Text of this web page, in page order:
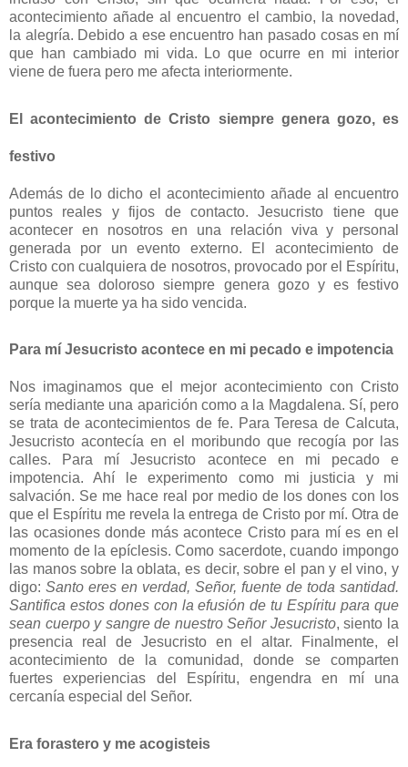
acontecimiento añade al encuentro el cambio, la novedad,
la alegría. Debido a ese encuentro han pasado cosas en mí
que han cambiado mi vida. Lo que ocurre en mi interior
viene de fuera pero me afecta interiormente.
El acontecimiento de Cristo siempre genera gozo, es
festivo
Además de lo dicho el acontecimiento añade al encuentro
puntos reales y fijos de contacto. Jesucristo tiene que
acontecer en nosotros en una relación viva y personal
generada por un evento externo. El acontecimiento de
Cristo con cualquiera de nosotros, provocado por el Espíritu,
aunque sea doloroso siempre genera gozo y es festivo
porque la muerte ya ha sido vencida.
Para mí Jesucristo acontece en mi pecado e impotencia
Nos imaginamos que el mejor acontecimiento con Cristo
sería mediante una aparición como a la Magdalena. Sí, pero
se trata de acontecimientos de fe. Para Teresa de Calcuta,
Jesucristo acontecía en el moribundo que recogía por las
calles. Para mí Jesucristo acontece en mi pecado e
impotencia. Ahí le experimento como mi justicia y mi
salvación. Se me hace real por medio de los dones con los
que el Espíritu me revela la entrega de Cristo por mí. Otra de
las ocasiones donde más acontece Cristo para mí es en el
momento de la epíclesis. Como sacerdote, cuando impongo
las manos sobre la oblata, es decir, sobre el pan y el vino, y
digo: Santo eres en verdad, Señor, fuente de toda santidad.
Santifica estos dones con la efusión de tu Espíritu para que
sean cuerpo y sangre de nuestro Señor Jesucristo, siento la
presencia real de Jesucristo en el altar. Finalmente, el
acontecimiento de la comunidad, donde se comparten
fuertes experiencias del Espíritu, engendra en mí una
cercanía especial del Señor.
Era forastero y me acogisteis